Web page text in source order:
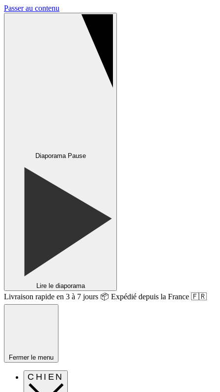
Passer au contenu
Diaporama Pause
Lire le diaporama
Livraison rapide en 3 à 7 jours 📦 Expédié depuis la France 🇫🇷
Fermer le menu
CHIEN